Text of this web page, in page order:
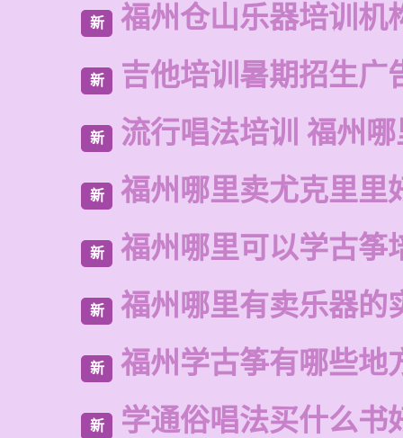
新 福州仓山乐器培训机
新 吉他培训暑期招生广
新 流行唱法培训 福州
新 福州哪里卖尤克里里
新 福州哪里可以学古筝
新 福州哪里有卖乐器的
新 福州学古筝有哪些地
新 学通俗唱法买什么书